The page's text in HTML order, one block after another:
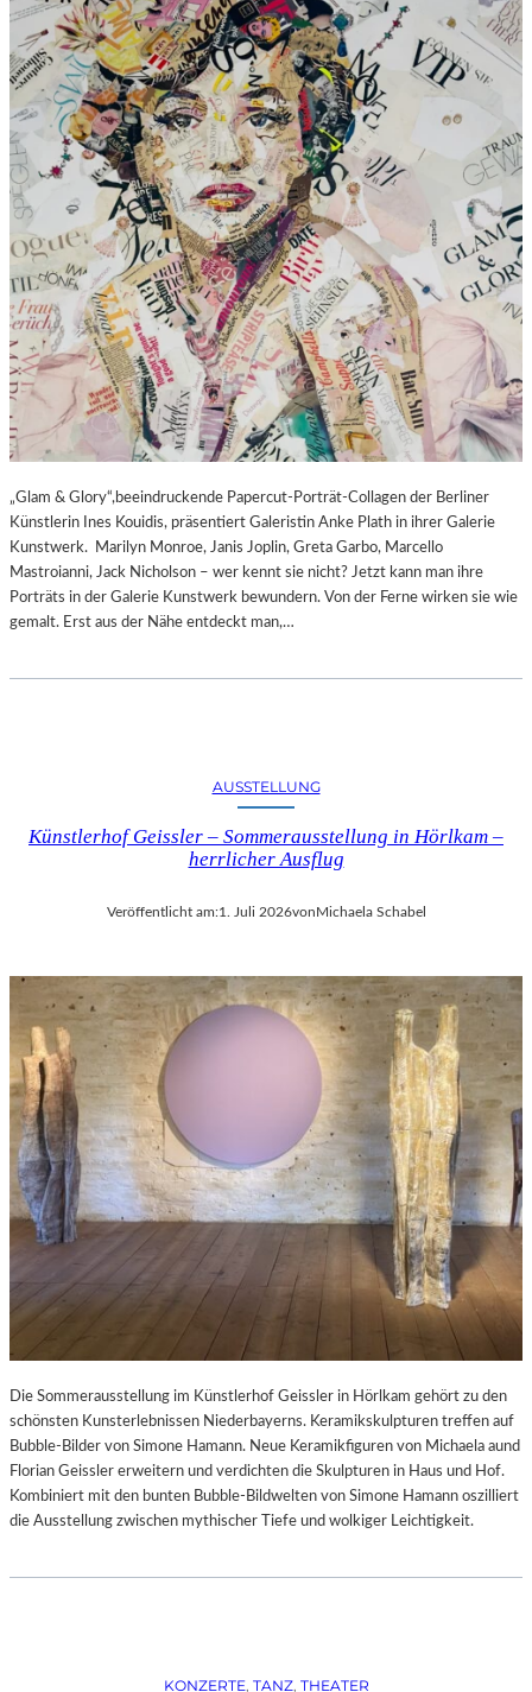
„Glam & Glory“,beeindruckende Papercut-Porträt-Collagen der Berliner
Künstlerin Ines Kouidis, präsentiert Galeristin Anke Plath in ihrer Galerie
Kunstwerk. Marilyn Monroe, Janis Joplin, Greta Garbo, Marcello
Mastroianni, Jack Nicholson – wer kennt sie nicht? Jetzt kann man ihre
Porträts in der Galerie Kunstwerk bewundern. Von der Ferne wirken sie wie
gemalt. Erst aus der Nähe entdeckt man,…
AUSSTELLUNG
Künstlerhof Geissler – Sommerausstellung in Hörlkam –
herrlicher Ausflug
Veröffentlicht am:1. Juli 2026vonMichaela Schabel
Die Sommerausstellung im Künstlerhof Geissler in Hörlkam gehört zu den
schönsten Kunsterlebnissen Niederbayerns. Keramikskulpturen treffen auf
Bubble-Bilder von Simone Hamann. Neue Keramikfiguren von Michaela aund
Florian Geissler erweitern und verdichten die Skulpturen in Haus und Hof.
Kombiniert mit den bunten Bubble-Bildwelten von Simone Hamann oszilliert
die Ausstellung zwischen mythischer Tiefe und wolkiger Leichtigkeit.
KONZERTE, TANZ, THEATER